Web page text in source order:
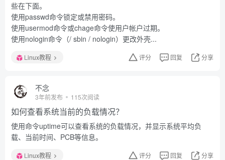
些在下面。
使用passwd命令锁定或禁用密码。
使用usermod命令或chage命令使用户帐户过期。
使用nologin命令（/ sbin / nologin）更改外壳...
Linux教程 评分 回复 分享
不念
3年前发布 115次阅读
如何查看系统当前的负载情况？
使用命令uptime可以查看系统的负载情况，并显示系统平均负
载、当前时间、PCB等信息。
Linux教程 评分 回复 分享